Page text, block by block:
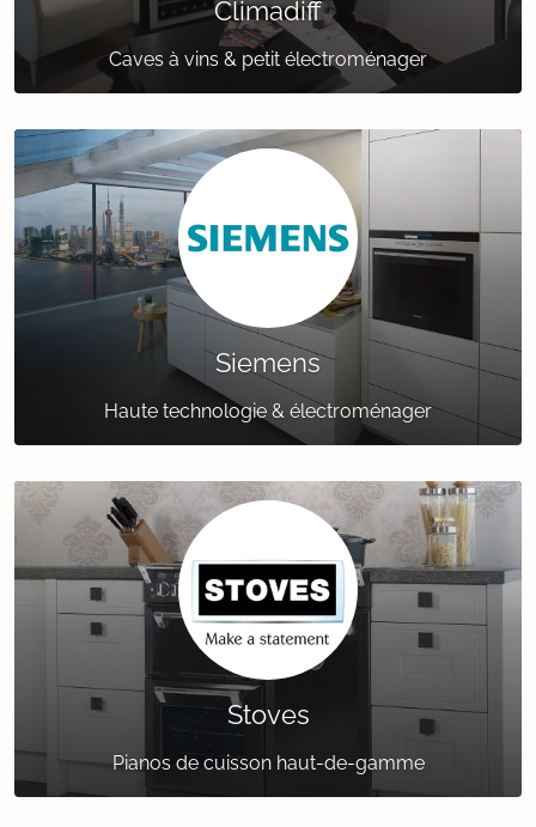
Climadiff
Caves à vins & petit électroménager
Siemens
Haute technologie & électroménager
Stoves
Pianos de cuisson haut-de-gamme